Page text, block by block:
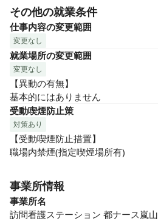
その他の就業条件
仕事内容の変更範囲
変更なし
就業場所の変更範囲
変更なし
【異動の有無】
基本的にはありません
受動喫煙防止策
対策あり
【受動喫煙防止措置】
職場内禁煙(指定喫煙場所有)
事業所情報
事業所名
訪問看護ステーション 都ナース嵐山